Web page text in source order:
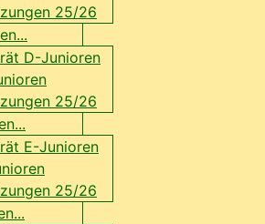
25/26
D-Junioren
25/26
E-Junioren
25/26